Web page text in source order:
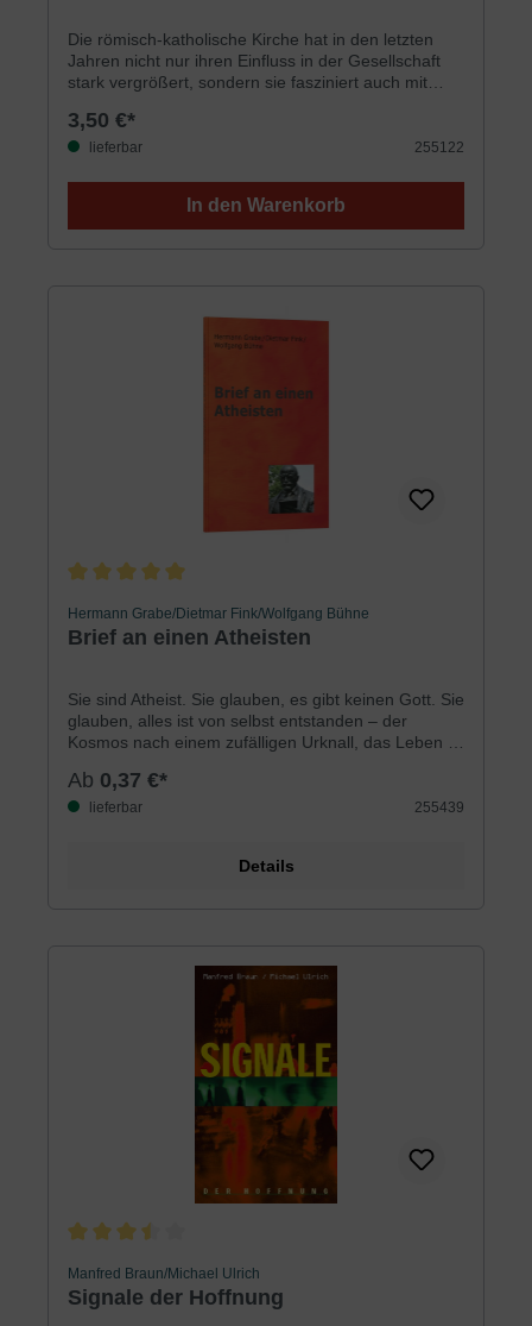
Die römisch-katholische Kirche hat in den letzten
Jahren nicht nur ihren Einfluss in der Gesellschaft
stark vergrößert, sondern sie fasziniert auch mit
Bekenntnisse, denen die eigene, oft liberale und
pluralistische Glaubensgemeinschaft angesichts der
immer fragwürdiger scheint. Dieses Buch soll dazu
anregen, die fundamentalen Glaubenslehren der
Katholischen Kirche zu überdenken und mit der
3,50 €*
lieferbar 255122
In den Warenkorb
Hermann Grabe/Dietmar Fink/Wolfgang Bühne
Brief an einen Atheisten
Sie sind Atheist. Sie glauben, es gibt keinen Gott. Sie
glauben, alles ist von selbst entstanden – der
Kosmos nach einem zufälligen Urknall, das Leben in
einem zufällig mal etwas intelligenterem
affenähnlichen Wesen. Dann ist dies ein Brief an
Ab 0,37 €*
lieferbar 255439
Details
Manfred Braun/Michael Ulrich
Signale der Hoffnung